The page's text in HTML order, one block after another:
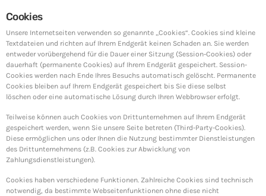
Cookies
Unsere Internetseiten verwenden so genannte „Cookies“. Cookies sind kleine
Textdateien und richten auf Ihrem Endgerät keinen Schaden an. Sie werden
entweder vorübergehend für die Dauer einer Sitzung (Session-Cookies) oder
dauerhaft (permanente Cookies) auf Ihrem Endgerät gespeichert. Session-
Cookies werden nach Ende Ihres Besuchs automatisch gelöscht. Permanente
Cookies bleiben auf Ihrem Endgerät gespeichert bis Sie diese selbst
löschen oder eine automatische Lösung durch Ihren Webbrowser erfolgt.
Teilweise können auch Cookies von Drittunternehmen auf Ihrem Endgerät
gespeichert werden, wenn Sie unsere Seite betreten (Third-Party-Cookies).
Diese ermöglichen uns oder Ihnen die Nutzung bestimmter Dienstleistungen
des Drittunternehmens (z.B. Cookies zur Abwicklung von
Zahlungsdienstleistungen).
Cookies haben verschiedene Funktionen. Zahlreiche Cookies sind technisch
notwendig, da bestimmte Webseitenfunktionen ohne diese nicht